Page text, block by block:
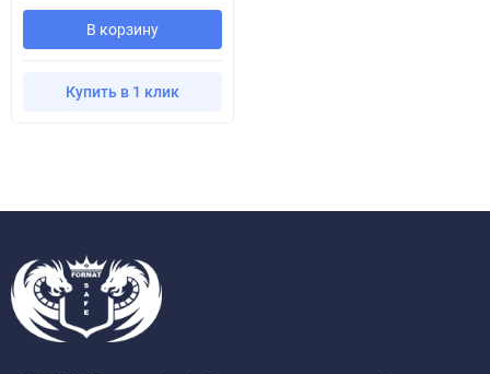
В корзину
Купить в 1 клик